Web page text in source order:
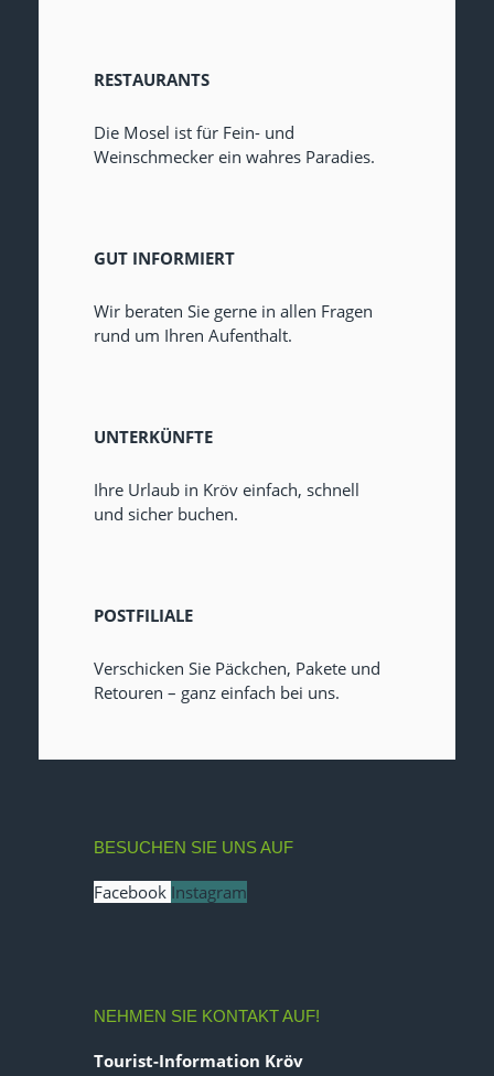
RESTAURANTS
Die Mosel ist für Fein- und
Weinschmecker ein wahres Paradies.
GUT INFORMIERT
Wir beraten Sie gerne in allen Fragen
rund um Ihren Aufenthalt.
UNTERKÜNFTE
Ihre Urlaub in Kröv einfach, schnell
und sicher buchen.
POSTFILIALE
Verschicken Sie Päckchen, Pakete und
Retouren – ganz einfach bei uns.
BESUCHEN SIE UNS AUF
Facebook Instagram
NEHMEN SIE KONTAKT AUF!
Tourist-Information Kröv